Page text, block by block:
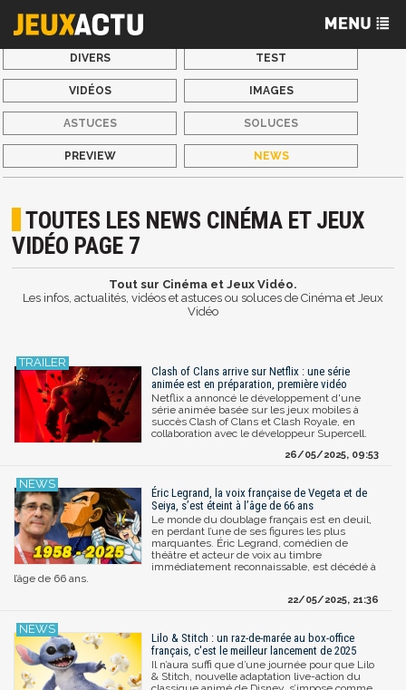
DIVERS TEST
VIDÉOS IMAGES
ASTUCES SOLUCES
PREVIEW NEWS
TOUTES LES NEWS CINÉMA ET JEUX
VIDÉO PAGE 7
Tout sur Cinéma et Jeux Vidéo.
Les infos, actualités, vidéos et astuces ou soluces de Cinéma et Jeux
Vidéo
Clash of Clans arrive sur Netflix : une série
animée est en préparation, première vidéo
Netflix a annoncé le développement d'une
série animée basée sur les jeux mobiles à
succès Clash of Clans et Clash Royale, en
collaboration avec le développeur Supercell.
26/05/2025, 09:53
Éric Legrand, la voix française de Vegeta et de
Seiya, s’est éteint à l’âge de 66 ans
Le monde du doublage français est en deuil,
en perdant l’une de ses figures les plus
marquantes. Éric Legrand, comédien de
théâtre et acteur de voix au timbre
immédiatement reconnaissable, est décédé à
l’âge de 66 ans.
22/05/2025, 21:36
Lilo & Stitch : un raz-de-marée au box-office
français, c'est le meilleur lancement de 2025
Il n’aura suffi que d’une journée pour que Lilo
& Stitch, nouvelle adaptation live-action du